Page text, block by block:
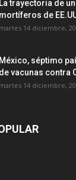
La trayectoria de
mortíferos de
martes 14 diciembre,
México, séptimo
de vacunas contra
martes 14 diciembre,